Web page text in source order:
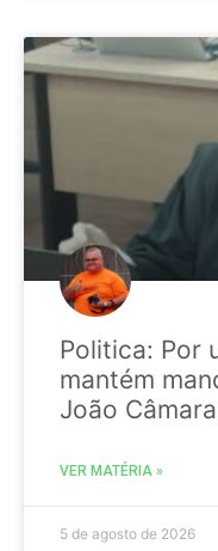
Politica: Por
mantém
João
VER MATÉRIA »
5 de agosto de 2026